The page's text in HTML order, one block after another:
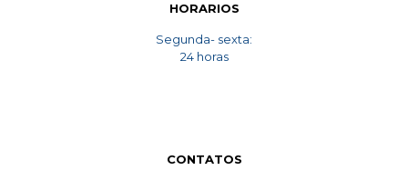
HORARIOS
Segunda- sexta:
24 horas
CONTATOS